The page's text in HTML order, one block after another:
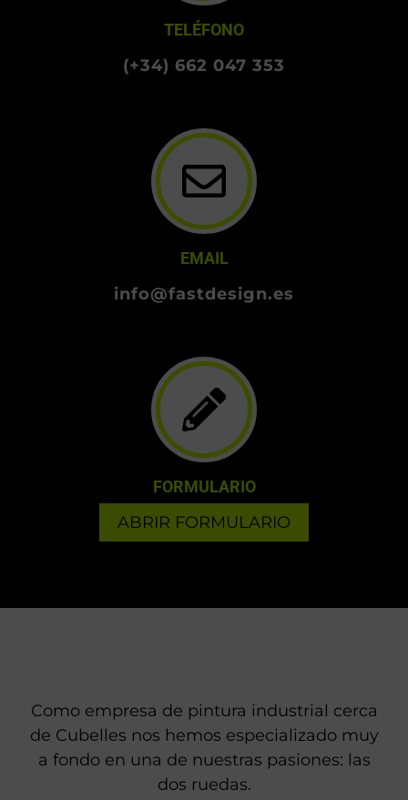
TELÉFONO
(+34) 662 047 353
EMAIL
info@fastdesign.es
FORMULARIO
ABRIR FORMULARIO
Como empresa de pintura industrial cerca
de Cubelles nos hemos especializado muy
a fondo en una de nuestras pasiones: las
dos ruedas.